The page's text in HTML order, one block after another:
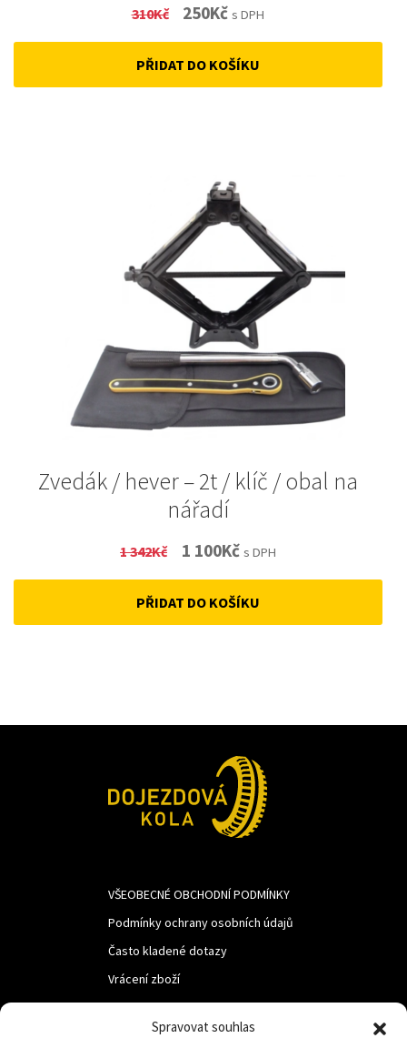
Spravovat souhlas
310Kč
Original
price
was:
250KčCurrent
price
is:
s DPH
PŘIDAT DO KOŠÍKU
Zvedák / hever – 2t / klíč / obal na
nářadí
1 342Kč
Original
price
was:
1 100KčCurrent
price
is:
s DPH
PŘIDAT DO KOŠÍKU
VŠEOBECNÉ OBCHODNÍ PODMÍNKY
Podmínky ochrany osobních údajů
Často kladené dotazy
Vrácení zboží